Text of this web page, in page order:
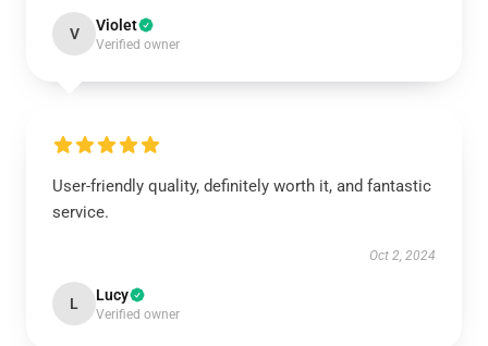
V Violet
Verified owner
User-friendly quality, definitely worth it, and fantastic
service.
Oct 2, 2024
L Lucy
Verified owner